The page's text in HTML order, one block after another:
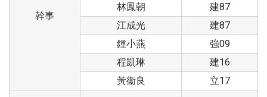
幹事
林鳳朝
建87
江成光
建87
鍾小燕
強09
程凱琳
建16
黃衞良
立17